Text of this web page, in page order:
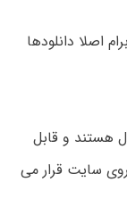
اصلا دانلودها
حاضر لینک دانلود سوالات ۹۲ فعال هستند و قابل
سایت قرار می